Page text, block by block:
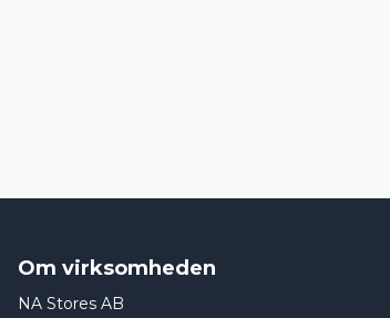
Om virksomheden
NA Stores AB